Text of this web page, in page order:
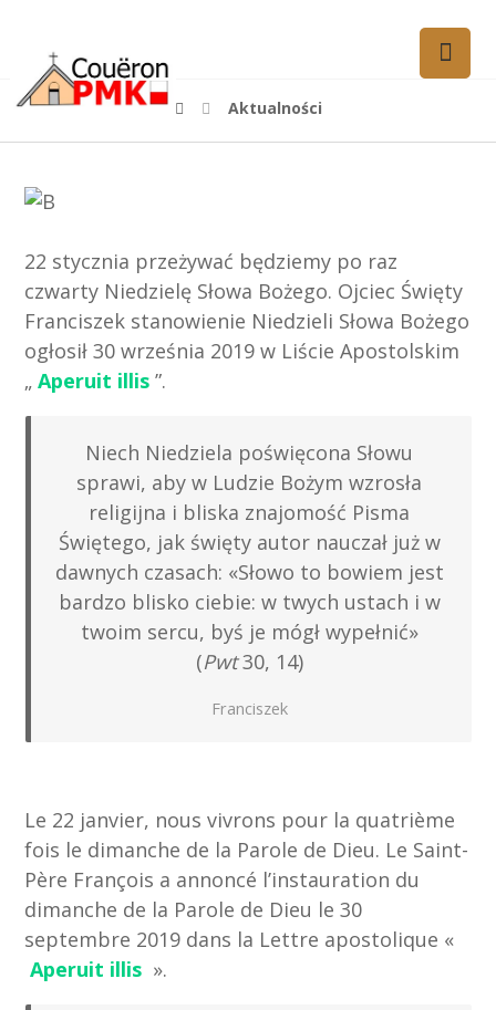
Aktualności
22 stycznia przeżywać będziemy po raz
czwarty Niedzielę Słowa Bożego. Ojciec Święty
Franciszek stanowienie Niedzieli Słowa Bożego
ogłosił 30 września 2019 w Liście Apostolskim
„ Aperuit illis ”.
Niech Niedziela poświęcona Słowu
sprawi, aby w Ludzie Bożym wzrosła
religijna i bliska znajomość Pisma
Świętego, jak święty autor nauczał już w
dawnych czasach: «Słowo to bowiem jest
bardzo blisko ciebie: w twych ustach i w
twoim sercu, byś je mógł wypełnić»
(Pwt30, 14)
Franciszek
Le 22 janvier, nous vivrons pour la quatrième
fois le dimanche de la Parole de Dieu. Le Saint-
Père François a annoncé l’instauration du
dimanche de la Parole de Dieu le 30
septembre 2019 dans la Lettre apostolique «
Aperuit illis ».